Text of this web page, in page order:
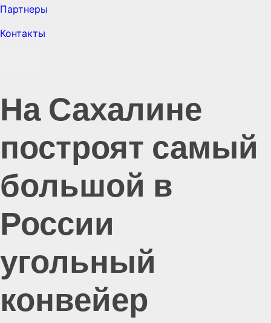
Партнеры
Контакты
На Сахалине
построят самый
большой в
России
угольный
конвейер